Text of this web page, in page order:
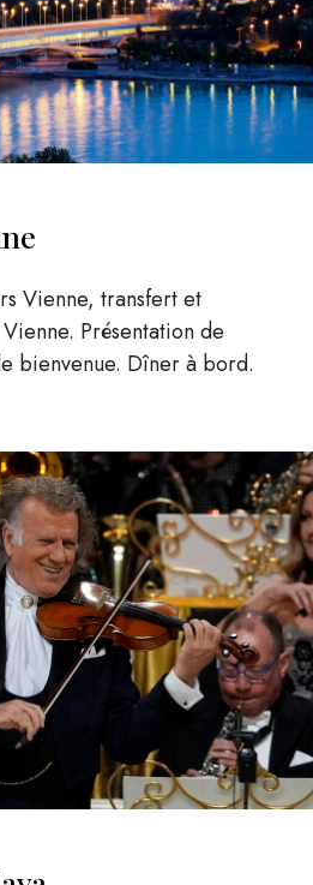
Vienne, transfert et
Présentation de
bienvenue. Dîner à bord.